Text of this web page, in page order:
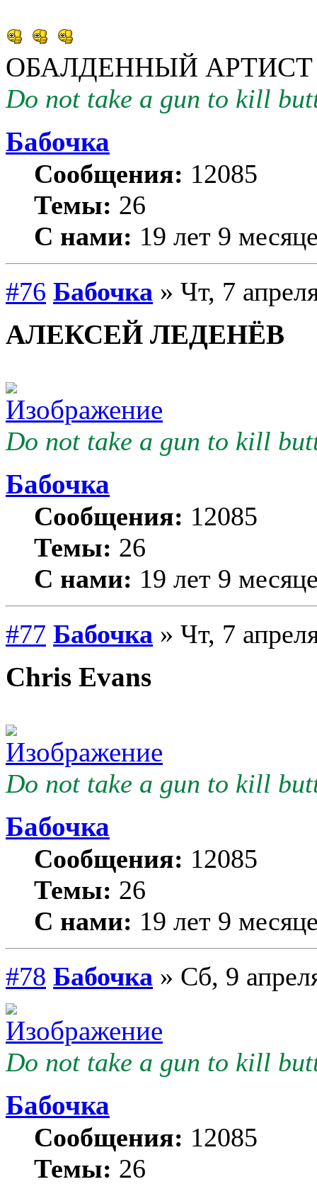
ОБАЛДЕННЫЙ
Do not take a gun to kill
Бабочка
Сообщения: 12085
Темы: 26
С нами: 19 лет 9
#76 Бабочка » Чт, 7
АЛЕКСЕЙ ЛЕДЕНЁВ
Do not take a gun to kill
Бабочка
Сообщения: 12085
Темы: 26
С нами: 19 лет 9
#77 Бабочка » Чт, 7
Chris Evans
Do not take a gun to kill
Бабочка
Сообщения: 12085
Темы: 26
С нами: 19 лет 9
#78 Бабочка » Сб, 9
Do not take a gun to kill
Бабочка
Сообщения: 12085
Темы: 26